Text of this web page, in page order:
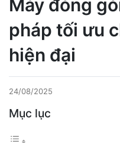
Máy đóng
pháp tối ưu
hiện đại
24/08/2025
Mục lục